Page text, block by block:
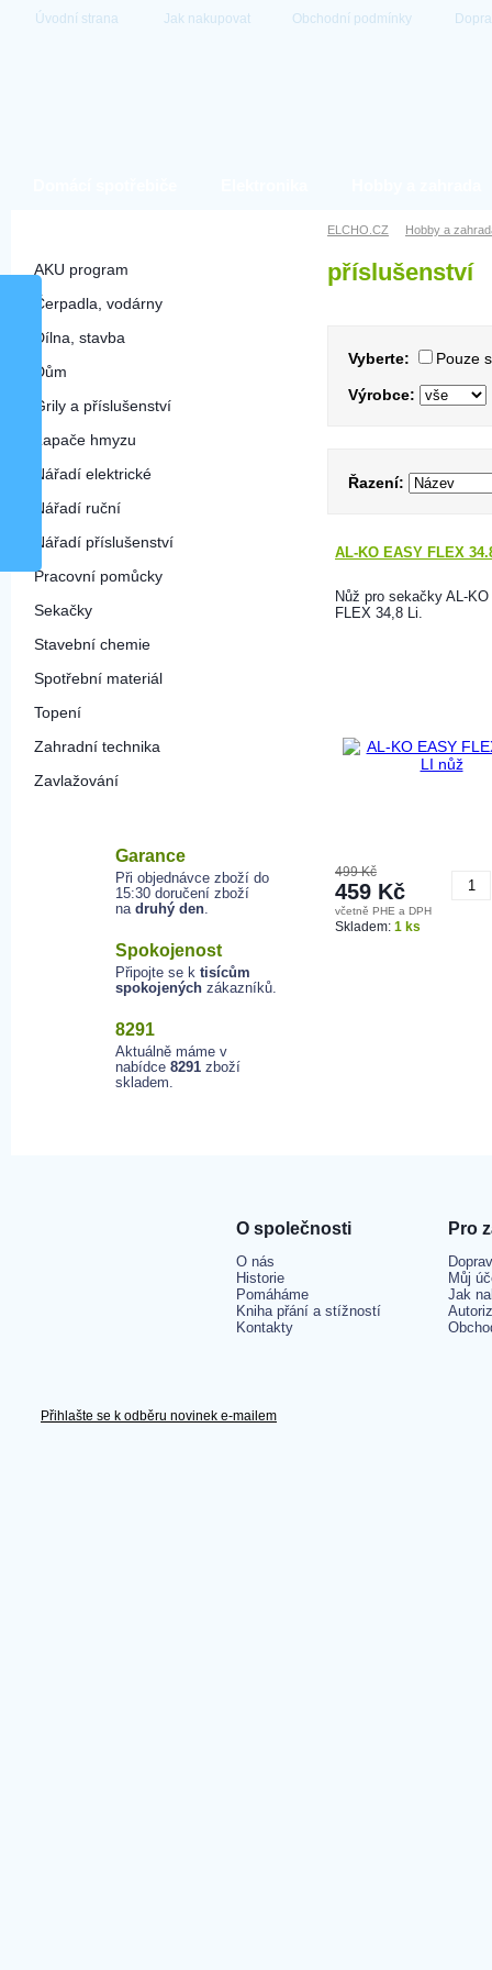
Úvodní strana Jak nakupovat Obchodní podmínky
AKU program
Čerpadla, vodárny
Dílna, stavba
Dům
Grily a příslušenství
Lapače hmyzu
Nářadí elektrické
Nářadí ruční
Nářadí příslušenství
Pracovní pomůcky
Sekačky
Stavební chemie
Spotřební materiál
Topení
Zahradní technika
Zavlažování
Garance
Při objednávce zboží do
15:30 doručení zboží
na druhý den.
Spokojenost
Připojte se k tisícům
spokojených zákazníků.
8291
Aktuálně máme v
nabídce 8291 zboží
skladem.
ELCHO.CZ Hobby a
příslušenství
Vyberte: Pouze
Výrobce:
Řazení:
AL-KO EASY FLEX
Nůž pro sekačky AL-
FLEX 34,8 Li.
499 Kč
459 Kč
včetně PHE a DPH
Skladem: 1 ks
O společnosti
O nás
Historie
Pomáháme
Kniha přání a stížností
Kontakty
Pro
Můj
Jak
Přihlašte se k odběru novinek e-mailem